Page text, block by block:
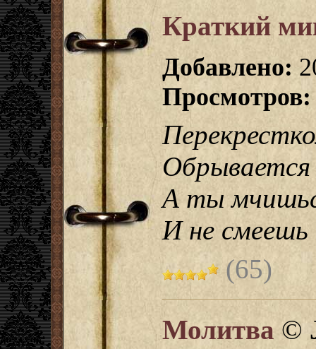
Краткий
Добавлено:
Просмотров:
А ты
И не смеешь
(65)
Молитва ©